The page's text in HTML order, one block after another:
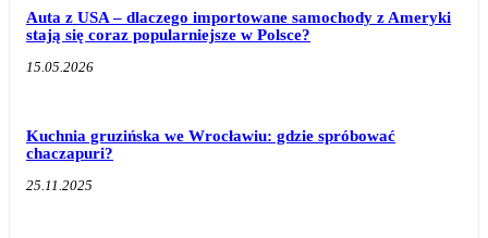
Auta z USA – dlaczego importowane samochody z Ameryki
stają się coraz popularniejsze w Polsce?
15.05.2026
Kuchnia gruzińska we Wrocławiu: gdzie spróbować
chaczapuri?
25.11.2025